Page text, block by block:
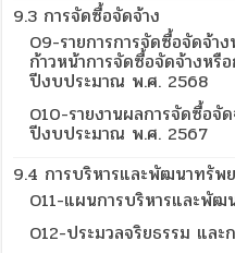
9.3 การจัดซื้อจัดจ้าง
O9-รายการการจัดซื้อจัดจ้า
ก้าวหน้าการจัดซื้อจัดจ้างหรื
ปีงบประมาณ พ.ศ. 2568
O10-รายงานผลการจัดซื้อจั
ปีงบประมาณ พ.ศ. 2567
9.4 การบริหารและพัฒนาทรัพ
O11-แผนการบริหารและพั
O12-ประมวลจริยธรรม และ